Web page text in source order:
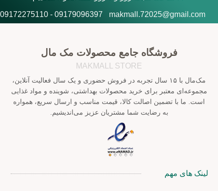
makmall.72025@gmail.com
09179096397 - 09172275110
فروشگاه جامع محصولات مک مال
MAKMALL STORE
مک‌مال با ۱۵ سال تجربه در فروش حضوری و یک سال فعالیت آنلاین،
مجموعه‌ای معتبر برای خرید محصولات بهداشتی، شوینده و مواد غذایی
است. ما با تضمین اصالت کالا، قیمت مناسب و ارسال سریع، همواره
به رضایت شما مشتریان عزیز می‌اندیشیم.
لینک های مهم